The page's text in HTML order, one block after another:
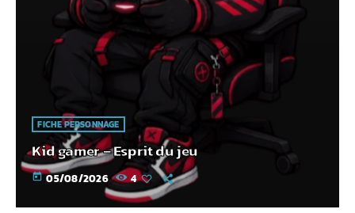
FICHE PERSONNAGE
Kid gamer – Esprit du jeu
today 05/08/2026 4